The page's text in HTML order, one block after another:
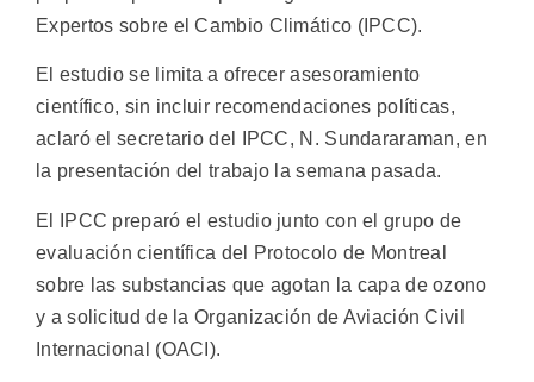
Expertos sobre el Cambio Climático (IPCC).
El estudio se limita a ofrecer asesoramiento
científico, sin incluir recomendaciones políticas,
aclaró el secretario del IPCC, N. Sundararaman, en
la presentación del trabajo la semana pasada.
El IPCC preparó el estudio junto con el grupo de
evaluación científica del Protocolo de Montreal
sobre las substancias que agotan la capa de ozono
y a solicitud de la Organización de Aviación Civil
Internacional (OACI).